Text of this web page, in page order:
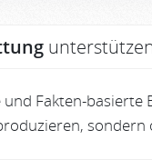
Fakten-